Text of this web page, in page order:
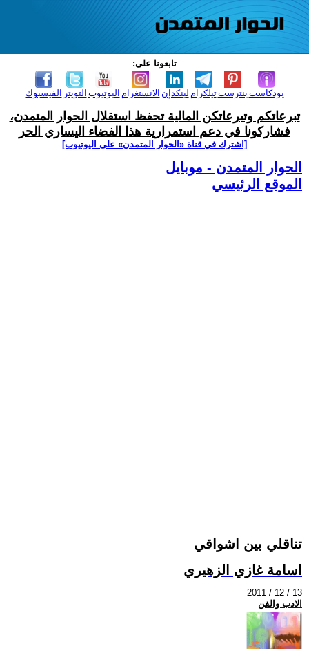
تابعونا على:
الفيسبوك التويتر اليوتيوب الانستغرام لينكدإن تيلكرامبنترست بودكاست
تبرعاتكم وتبرعاتكن المالية تحفظ استقلال الحوار المتمدن،
فشاركونا في دعم استمرارية هذا الفضاء اليساري الحر
[اشترك في قناة ‫«الحوار المتمدن» على اليوتيوب]
الحوار المتمدن - موبايل
الموقع الرئيسي
تناقلي بين اشواقي
اسامة غازي الزهيري
2011 / 12 / 13
الادب والفن